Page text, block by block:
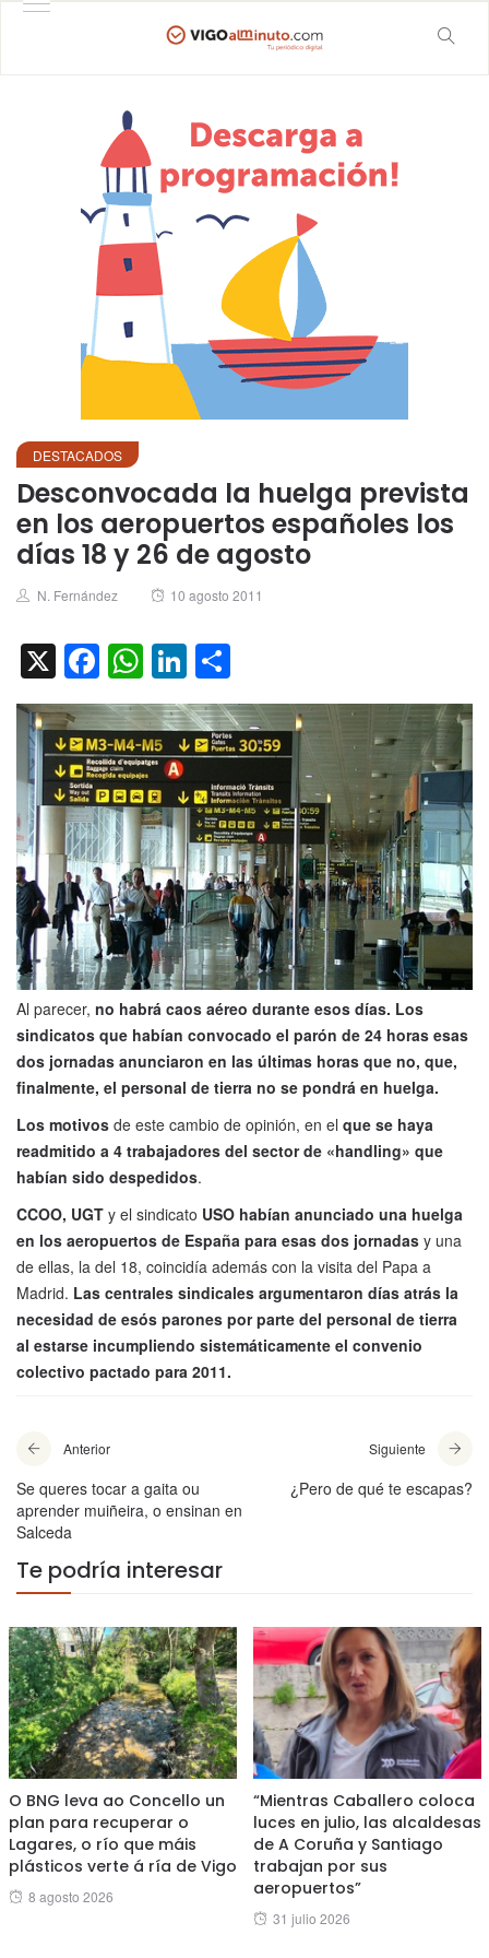
DESTACADOS
Desconvocada la huelga prevista
en los aeropuertos españoles los
días 18 y 26 de agosto
Author
N. Fernández
Posted
10 agosto 2011
X Facebook
WhatsApp
LinkedIn
Al parecer, no habrá caos aéreo durante esos días. Los
sindicatos que habían convocado el parón de 24 horas esas
dos jornadas anunciaron en las últimas horas que no, que,
finalmente, el personal de tierra no se pondrá en huelga.
Los motivos de este cambio de opinión, en el que se haya
readmitido a 4 trabajadores del sector de «handling» que
habían sido despedidos.
CCOO, UGT y el sindicato USO habían anunciado una huelga
en los aeropuertos de España para esas dos jornadas y una
de ellas, la del 18, coincidía además con la visita del Papa a
Madrid. Las centrales sindicales argumentaron días atrás la
necesidad de esós parones por parte del personal de tierra
al estarse incumpliendo sistemáticamente el convenio
colectivo pactado para 2011.
Anterior
Se queres tocar a gaita ou
aprender muiñeira, o ensinan en
Salceda
Siguiente
¿Pero de qué te escapas?
Te podría interesar
O BNG leva ao Concello un
plan para recuperar o
Lagares, o río que máis
plásticos verte á ría de Vigo
Posted
8 agosto 2026
“Mientras Caballero coloca
luces en julio, las alcaldesas
de A Coruña y Santiago
trabajan por sus
aeropuertos”
Posted
31 julio 2026